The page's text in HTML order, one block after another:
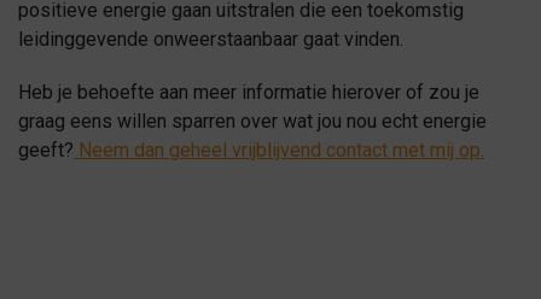
positieve energie gaan uitstralen die een toekomstig
leidinggevende onweerstaanbaar gaat vinden.
Heb je behoefte aan meer informatie hierover of zou je
graag eens willen sparren over wat jou nou echt energie
geeft? Neem dan geheel vrijblijvend contact met mij op.